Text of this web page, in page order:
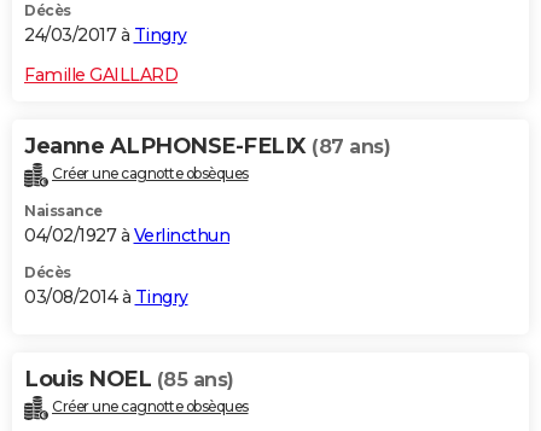
Décès
24/03/2017 à Tingry
Famille GAILLARD
Jeanne ALPHONSE-FELIX (87 ans)
Créer une cagnotte obsèques
Naissance
04/02/1927 à Verlincthun
Décès
03/08/2014 à Tingry
Louis NOEL (85 ans)
Créer une cagnotte obsèques